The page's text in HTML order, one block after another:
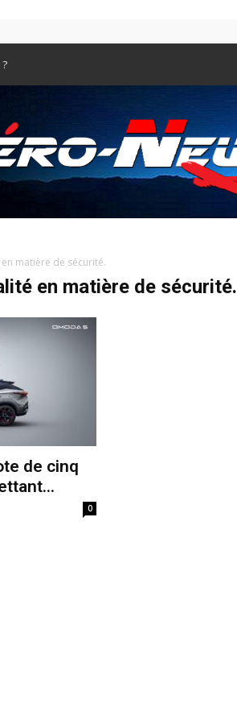
matière de sécurité.
en matière de sécurité.
de cinq
0